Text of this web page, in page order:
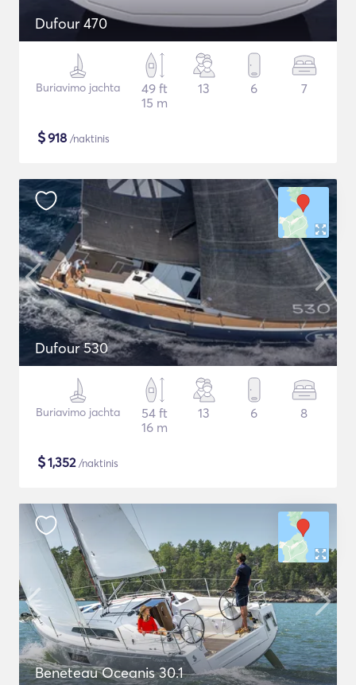
Dufour 470
Buriavimo jachta
49 ft
15 m
13 6 7
$918 /naktinis
Dufour 530
Buriavimo jachta
54 ft
16 m
13 6 8
$1,352/naktinis
Beneteau Oceanis 30.1